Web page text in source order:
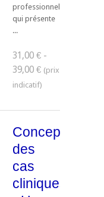
professionnels
qui présente
...
31,00 € -
39,00 €
des
cas
cliniques